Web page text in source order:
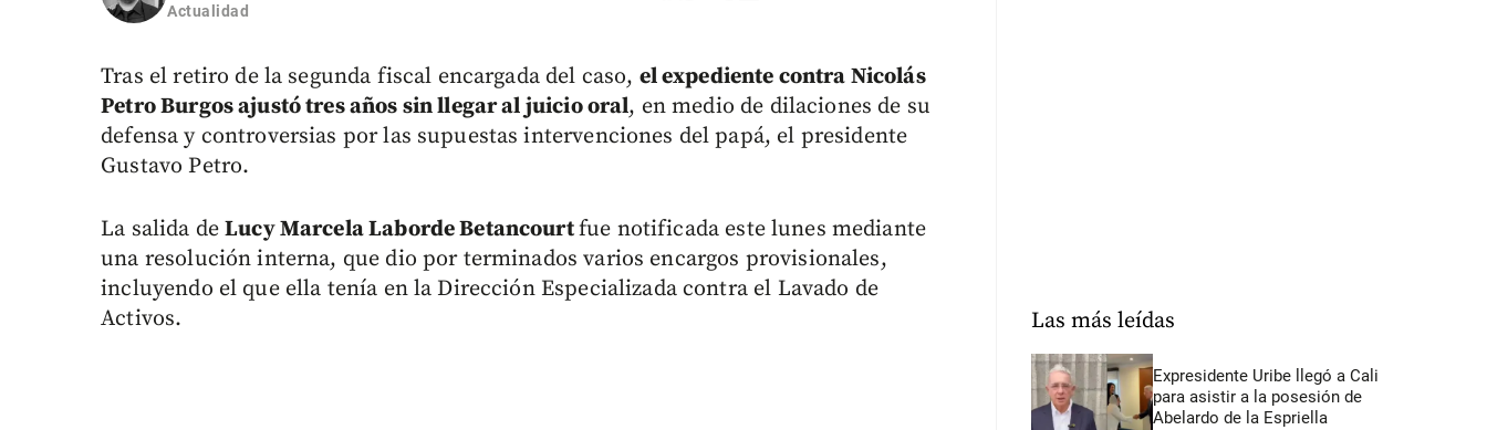
Actualidad
Tras el retiro de la segunda fiscal encargada del caso, el expediente contra Nicolás
Petro Burgos ajustó tres años sin llegar al juicio oral, en medio de dilaciones de su
defensa y controversias por las supuestas intervenciones del papá, el presidente
Gustavo Petro.
La salida deLucy Marcela Laborde Betancourtfue notificada este lunes mediante
una resolución interna, que dio por terminados varios encargos provisionales,
incluyendo el que ella tenía en la Dirección Especializada contra el Lavado de
Activos.
Las más leídas
Expresidente Uribe llegó a Cali
para asistir a la posesión de
Abelardo de la Espriella